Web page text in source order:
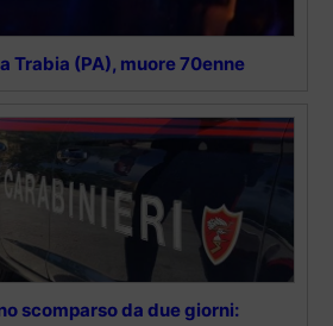
Trabia (PA), muore 70enne
scomparso da due giorni: